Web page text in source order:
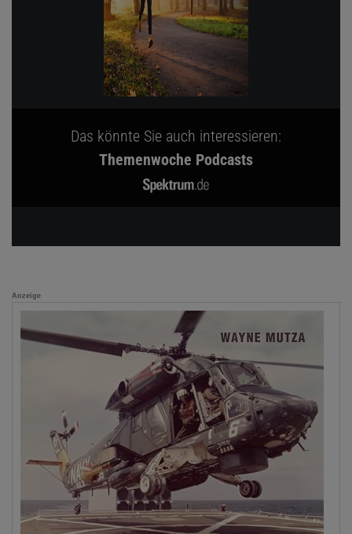
Das könnte Sie auch interessieren:
Themenwoche Podcasts
Anzeige